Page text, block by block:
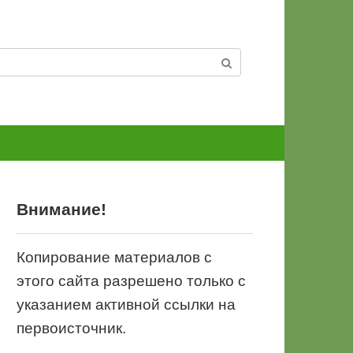
Внимание!
Копирование материалов с
этого сайта разрешено только с
указанием активной ссылки на
первоисточник.